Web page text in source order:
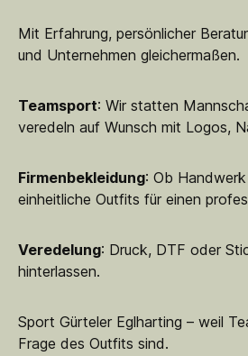
Mit Erfahrung, persönlicher
und Unternehmen gleichermaßen.
Teamsport: Wir statten
veredeln auf Wunsch mit Logos,
Firmenbekleidung: Ob
einheitliche Outfits für einen
Veredelung: Druck, DTF oder
hinterlassen.
Sport Gürteler Eglharting – weil
Frage des Outfits sind.